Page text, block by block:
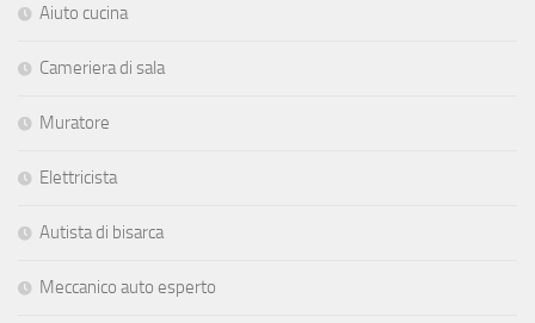
Aiuto cucina
Cameriera di sala
Muratore
Elettricista
Autista di bisarca
Meccanico auto esperto